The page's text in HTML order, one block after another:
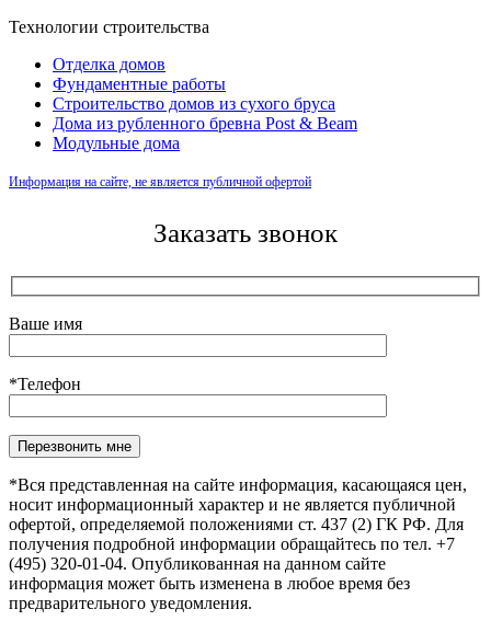
Технологии строительства
Отделка домов
Фундаментные работы
Строительство домов из сухого бруса
Дома из рубленного бревна Post & Beam
Модульные дома
Информация на сайте, не является публичной офертой
Заказать звонок
Ваше имя
*Телефон
Оставьте это поле пустым.
*Вся представленная на сайте информация, касающаяся цен,
носит информационный характер и не является публичной
офертой, определяемой положениями ст. 437 (2) ГК РФ. Для
получения подробной информации обращайтесь по тел. +7
(495) 320-01-04. Опубликованная на данном сайте
информация может быть изменена в любое время без
предварительного уведомления.